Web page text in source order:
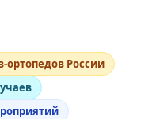
ортопедов России